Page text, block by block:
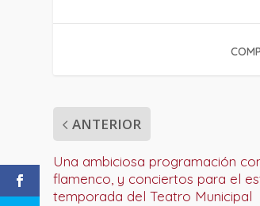
ANTERIOR
Una ambiciosa programación
flamenco, y conciertos para el
temporada del Teatro Municipal